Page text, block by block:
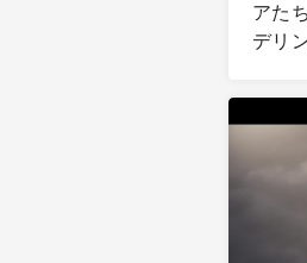
アた
デリ